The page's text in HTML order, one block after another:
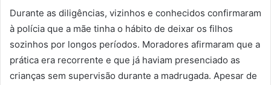
Durante as diligências, vizinhos e conhecidos confirmaram
à polícia que a mãe tinha o hábito de deixar os filhos
sozinhos por longos períodos. Moradores afirmaram que a
prática era recorrente e que já haviam presenciado as
crianças sem supervisão durante a madrugada. Apesar de